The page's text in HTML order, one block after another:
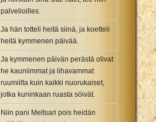
palvelioilles.
Ja hän totteli heitä siinä, ja koetteli
heitä kymmenen päivää.
Ja kymmenen päivän perästä olivat
he kauniimmat ja lihavammat
ruumiilta kuin kaikki nuorukaiset,
jotka kuninkaan ruasta söivät.
Niin pani Meltsari pois heidän